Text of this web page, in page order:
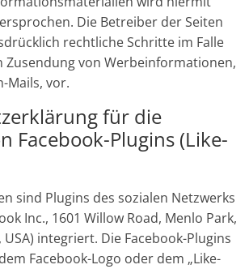
Die Betreiber der Seiten
rechtliche Schritte im Falle
Zusendung von Werbeinformationen,
Mails, vor.
für die
Facebook-Plugins (Like-
sind Plugins des sozialen Netzwerks
Inc., 1601 Willow Road, Menlo Park,
USA) integriert. Die Facebook-Plugins
Facebook-Logo oder dem „Like-